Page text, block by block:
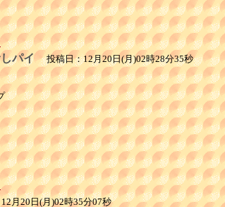
パイ 投稿日：12月20日(月)02時28分35秒
月20日(月)02時35分07秒